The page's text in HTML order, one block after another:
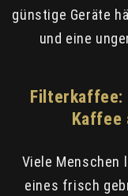
günstige Geräte
und eine
Filterkaffee:
Kaffee
Viele Menschen
eines frisch